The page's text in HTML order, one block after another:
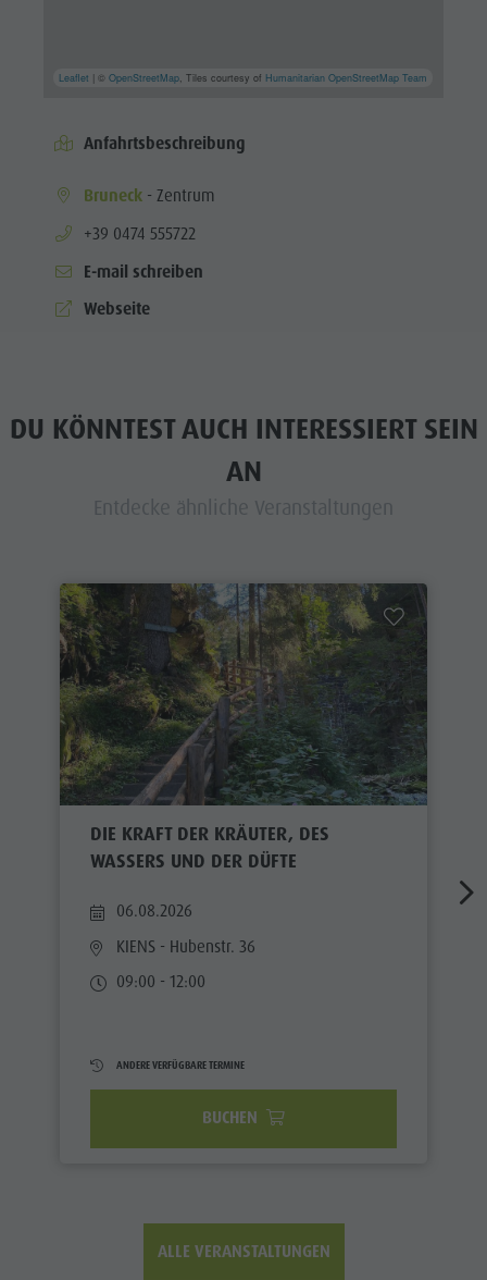
Leaflet | ©OpenStreetMap , Tiles courtesy of Humanitarian OpenStreetMap Team
Anfahrtsbeschreibung
Bruneck - Zentrum
aria.phone:
+39 0474 555722
E-mail schreiben
Webseite
DU KÖNNTEST AUCH INTERESSIERT SEIN
AN
Entdecke ähnliche Veranstaltungen
DIE KRAFT DER KRÄUTER, DES
WASSERS UND DER DÜFTE
06.08.2026
KIENS- Hubenstr. 36
09:00 - 12:00
ANDERE VERFÜGBARE TERMINE
BUCHEN
ALLE VERANSTALTUNGEN